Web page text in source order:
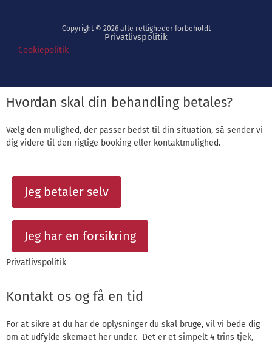
Copyright © 2026 alle rettigheder forbeholdt
Privatlivspolitik
Cookiepolitik
Hvordan skal din behandling betales?
Vælg den mulighed, der passer bedst til din situation, så sender vi
dig videre til den rigtige booking eller kontaktmulighed.
Jeg betaler selv
Jeg har en forsikring
Privatlivspolitik
Kontakt os og få en tid
For at sikre at du har de oplysninger du skal bruge, vil vi bede dig
om at udfylde skemaet her under. Det er et simpelt 4 trins tjek,